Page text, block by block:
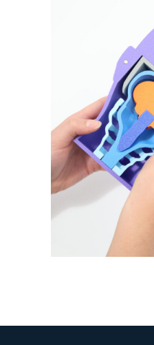
Expliquer
CHU de
Fablab